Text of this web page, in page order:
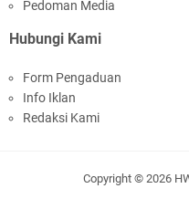
Anonymous
It has proved a key
guide operator …
Pedoman Media
Hubungi Kami
Form Pengaduan
Info Iklan
Redaksi Kami
Copyright © 2026